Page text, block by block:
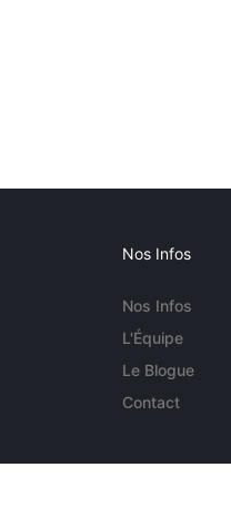
Nos Infos
Nos Infos
L'Équipe
Le Blogue
Contact